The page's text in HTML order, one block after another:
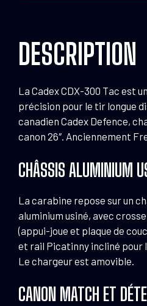
DESCRIPTION
La Cadex CDX-300 Tac est
précision pour le tir longue
canadien Cadex Defence,
canon 26″. Anciennement
CHÂSSIS ALUMINIUM
La carabine repose sur un
aluminium usiné, avec
(appui-joue et plaque de
et rail Picatinny incliné pour
Le chargeur est amovible.
CANON MATCH ET